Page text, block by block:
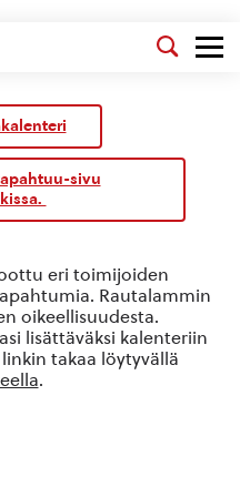
sivu
eri toimijoiden
Rautalammin
oikeellisuudesta.
lisättäväksi kalenteriin
takaa löytyvällä
.